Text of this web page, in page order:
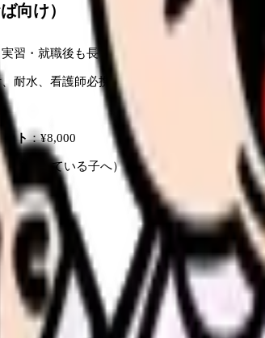
向け）
実習・就職後も長く使える）
、耐水、看護師必携）
ット：¥8,000
を持っている子へ）
）
実習学習にも）
~